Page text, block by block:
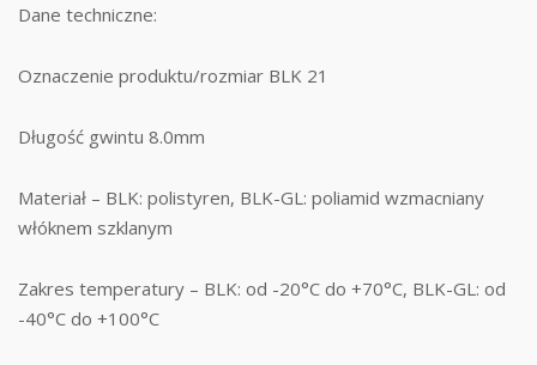
Dane techniczne:
Oznaczenie produktu/rozmiar BLK 21
Długość gwintu 8.0mm
Materiał – BLK: polistyren, BLK-GL: poliamid wzmacniany
włóknem szklanym
Zakres temperatury – BLK: od -20°C do +70°C, BLK-GL: od
-40°C do +100°C